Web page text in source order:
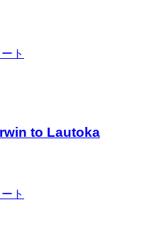
ト
to Lautoka
ト